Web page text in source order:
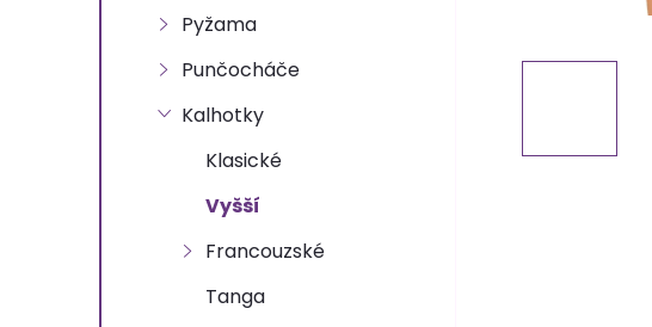
Pyžama
Punčocháče
Kalhotky
Klasické
Vyšší
Francouzské
Tanga